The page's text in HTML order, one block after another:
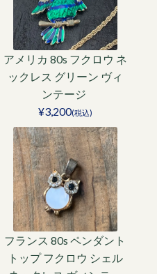
アメリカ 80s フクロウ ネ
ックレス グリーン ヴィ
ンテージ
¥3,200(税込)
フランス 80s ペンダント
トップ フクロウ シェル